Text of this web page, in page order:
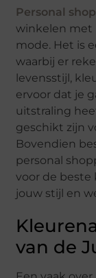
Personal
winkelen met
mode. Het is
waarbij er
levensstijl,
ervoor dat je
uitstraling
geschikt zijn
Bovendien
personal
voor de
jouw stijl en
van de